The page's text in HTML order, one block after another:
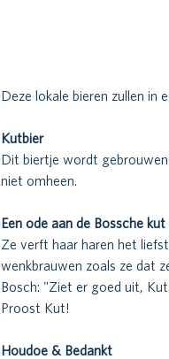
Deze lokale bieren zullen in
Kutbier
Dit biertje wordt gebrouwen
niet omheen.
Een ode aan de Bossche kut
Ze verft haar haren het
wenkbrauwen zoals ze dat
Bosch: "Ziet er goed uit,
Proost Kut!
Houdoe & Bedankt